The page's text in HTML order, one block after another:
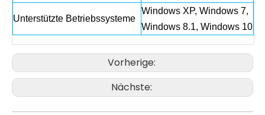
Unterstützte Betriebssysteme
Windows XP, Windows 7,
Windows 8.1, Windows 10
Vorherige:
Nächste: